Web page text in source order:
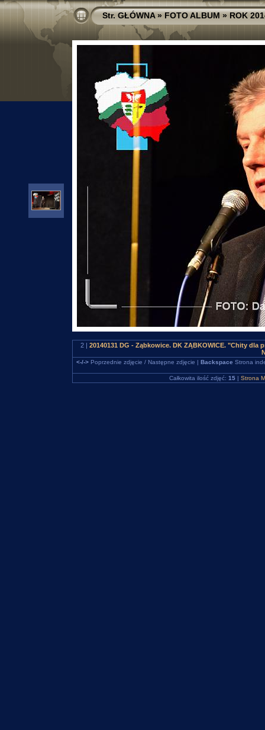
Str. GŁÓWNA»FOTO ALBUM»ROK
2 | 20140131 DG - Ząbkowice. DK ZĄBKOWICE. "Chity
<-/->Poprzednie zdjęcie / Następne zdjęcie | Backspace Strona
Całkowita ilość zdjęć: 15 | Strona